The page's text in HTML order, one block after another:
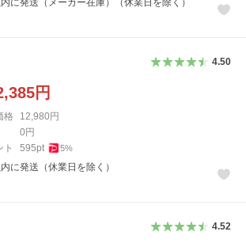
に発送（メーカー在庫）（休業日を除く）
4.50
円
格 12,980 円
0 円
ト
595pt 5%
に発送（休業日を除く）
4.52